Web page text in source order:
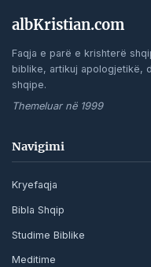
albKristian.com
Faqja e parë e krishterë
biblike, artikuj apologjetikë,
shqipe.
Themeluar në 1999
Navigimi
Kryefaqja
Bibla Shqip
Studime Biblike
Meditime